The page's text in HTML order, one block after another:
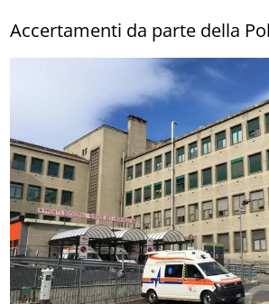
Accertamenti da parte della